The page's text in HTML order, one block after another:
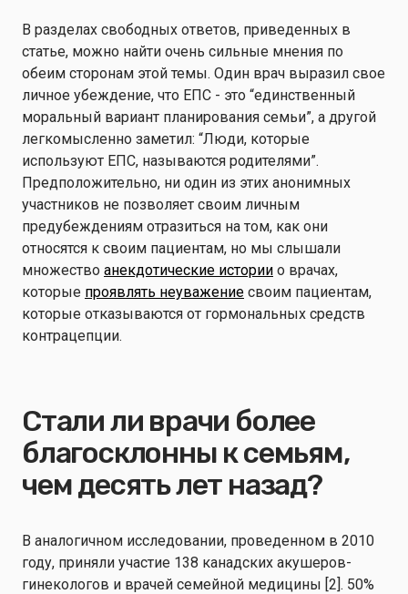
В разделах свободных ответов, приведенных в
статье, можно найти очень сильные мнения по
обеим сторонам этой темы. Один врач выразил свое
личное убеждение, что ЕПС - это “единственный
моральный вариант планирования семьи”, а другой
легкомысленно заметил: “Люди, которые
используют ЕПС, называются родителями”.
Предположительно, ни один из этих анонимных
участников не позволяет своим личным
предубеждениям отразиться на том, как они
относятся к своим пациентам, но мы слышали
множество анекдотические истории о врачах,
которые проявлять неуважение своим пациентам,
которые отказываются от гормональных средств
контрацепции.
Стали ли врачи более
благосклонны к семьям,
чем десять лет назад?
В аналогичном исследовании, проведенном в 2010
году, приняли участие 138 канадских акушеров-
гинекологов и врачей семейной медицины [2]. 50%